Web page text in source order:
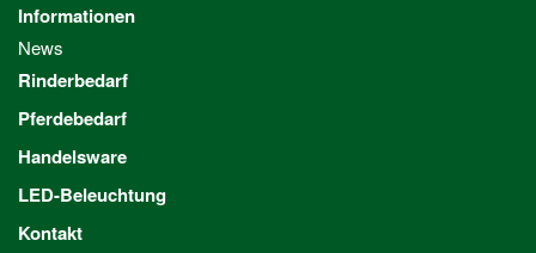
Informationen
News
Rinderbedarf
Pferdebedarf
Handelsware
LED-Beleuchtung
Kontakt